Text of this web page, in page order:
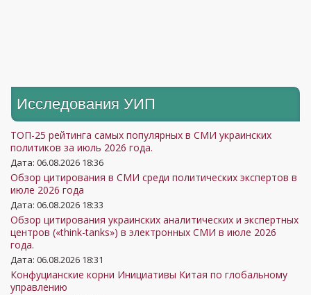
Исследования УИП
ТОП-25 рейтинга самых популярных в СМИ украинских
политиков за июль 2026 года.
Дата: 06.08.2026 18:36
Обзор цитирования в СМИ среди политических экспертов в
июле 2026 года
Дата: 06.08.2026 18:33
Обзор цитирования украинских аналитических и экспертных
центров («think-tanks») в электронных СМИ в июле 2026
года.
Дата: 06.08.2026 18:31
Конфуцианские корни Инициативы Китая по глобальному
управлению